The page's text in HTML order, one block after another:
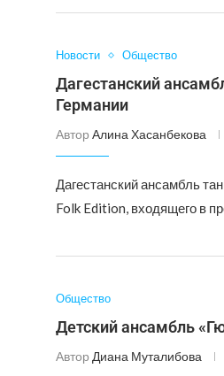
Новости Общество
Дагестанский
Германии
Автор Алина Хасанбекова
Дагестанский ансамбль
Folk Edition, входящего в
Общество
Детский ансамбль
Автор Диана Муталибова